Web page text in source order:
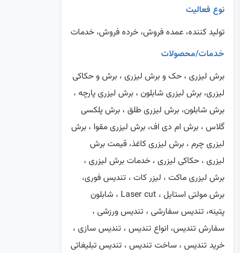
نوع فعالیت
تولید کننده، عمده فروش، خرده فروش، خدمات
خدمات/محصولات
برش لیزری ، حک و برش لیزری ، برش و حکاکی
لیزری، برش لیزری شابلون ، برش لیزری پارچه ،
برش شابلون، برش لیزری طلق ، برش پلکسی
گلاس ، برش ام دی اف، برش لیزری مقوا ، برش
لیزری چرم ، برش لیزری کاغذ، قیمت برش
لیزری ، حکاکی لیزری ، خدمات برش لیزری ،
برش لیزری ماکت ، لیزر کات ، تندیس فوری،
برش مولتی استایل ، Laser cut ، شابلون
پتینه، تندیس سفارشی ، تندیس ورزشی ،
سفارش تندیس، انواع تندیس ، تندیس سازی ،
خرید تندیس ، ساخت تندیس ، تندیس تبلیغاتی